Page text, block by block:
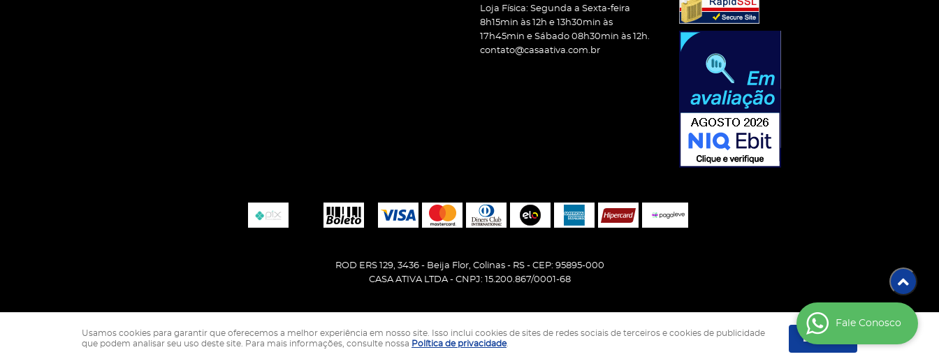
Loja Física: Segunda a Sexta-feira
8h15min às 12h e 13h30min às
17h45min e Sábado 08h30min às 12h.
contato@casaativa.com.br
ROD ERS 129, 3436- Beija Flor, Colinas- RS- CEP: 95895-000
CASA ATIVA LTDA - CNPJ: 15.200.867/0001-68
LOJA VIRTUAL CRIADA POR
Usamos cookies para garantir que oferecemos a melhor experiência em nosso site. Isso inclui cookies de sites de redes sociais de terceiros e cookies de publicidade
que podem analisar seu uso deste site. Para mais informações, consulte nossa Política de privacidade. Entendi
Fale Conosco